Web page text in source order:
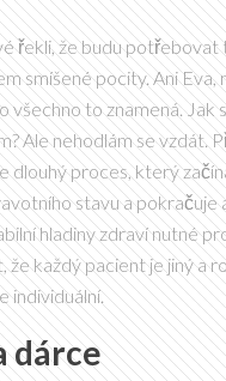
řekli, že budu potřebovat
smíšené pocity. Ani Eva,
všechno to znamená. Jak
Ale nehodlám se vzdát.
dlouhý proces, který
stavu a pokračuje
hladiny zdraví nutné
že každý pacient je jiný a
individuální.
dárce